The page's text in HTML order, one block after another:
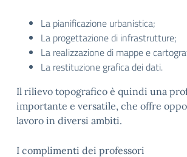
La pianificazione urbanistica;
La progettazione di infrastrutture;
La realizzazione di mappe e
La restituzione grafica dei dati.
Il rilievo topografico è quindi una
importante e versatile, che offre
lavoro in diversi ambiti.
I complimenti dei professori